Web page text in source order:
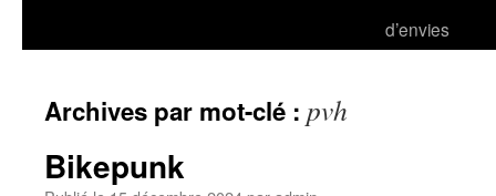
d’envies
Archives par mot-clé : pvh
Bikepunk